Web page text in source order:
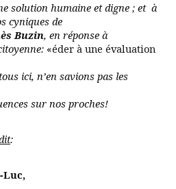
solution humaine et digne ; et à
cyniques de
Buzin, en réponse à
«éder à une évaluation
ici, n’en savions pas les
sur nos proches!
:
Luc,